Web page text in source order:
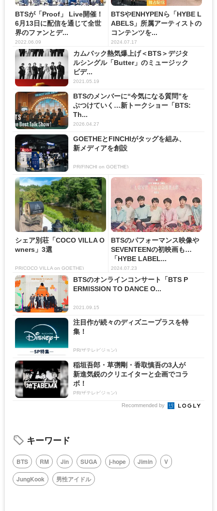
BTSが「Proof」 Live開催！
6月13日に配信を通じて全世
界のファンとデ...
2022.06.09
BTSやENHYPENら「HYBE L
ABELS」所属アーティストの
コンテンツを...
2024.07.17
カムバック熱気爆上げ＜BTS＞デジタ
ルシングル「Butter」のミュージック
ビデ...
2021.05.19
BTSのメンバーに“今気になる質問”を
ぶつけていく…新トークショー「BTS:
Th...
2026.04.27
GOETHEとFINCHIがタッグを組み、
新メディアを創設
PR(FINCHI on GOETHE)
シェア別荘「COCO VILLA O
wners」3選
PR(COCO VILLA on GOETHE)
BTSのパフォーマンス映像や
SEVENTEENの初映画も…
「HYBE LABEL...
2024.07.23
BTSのオンラインコンサート「BTS P
ERMISSION TO DANCE O...
2021.09.15
注目作が続々のディズニープラスを特
集！
PR(ザテレビジョン)
稲垣吾郎・草彅剛・香取慎吾の3人が
新進気鋭のクリエイターと企画でコラ
ボ！
PR(ザテレビジョン)
Recommended by
キーワード
BTS RM Jin SUGA j-hope Jimin
V
JungKook
男性アイドル